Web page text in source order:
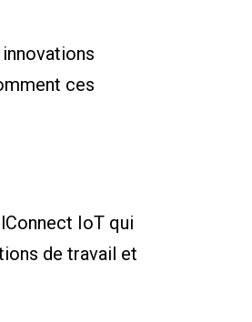
ces
IoT qui
de travail et